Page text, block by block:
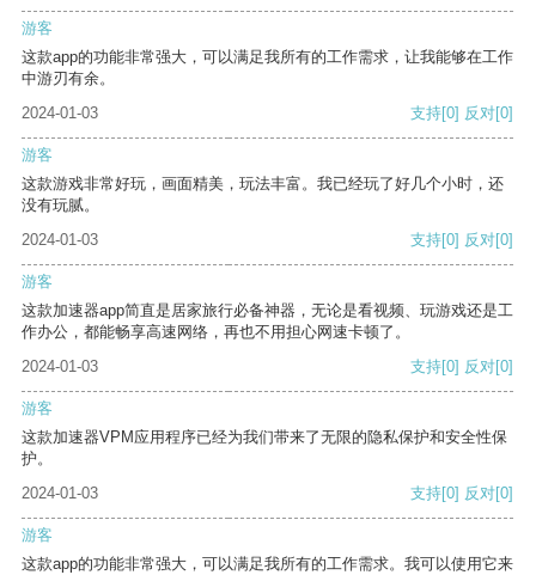
游客
这款app的功能非常强大，可以满足我所有的工作需求，让我能够在工作
中游刃有余。
2024-01-03
支持[0] 反对[0]
游客
这款游戏非常好玩，画面精美，玩法丰富。我已经玩了好几个小时，还
没有玩腻。
2024-01-03
支持[0] 反对[0]
游客
这款加速器app简直是居家旅行必备神器，无论是看视频、玩游戏还是工
作办公，都能畅享高速网络，再也不用担心网速卡顿了。
2024-01-03
支持[0] 反对[0]
游客
这款加速器VPM应用程序已经为我们带来了无限的隐私保护和安全性保
护。
2024-01-03
支持[0] 反对[0]
游客
这款app的功能非常强大，可以满足我所有的工作需求。我可以使用它来